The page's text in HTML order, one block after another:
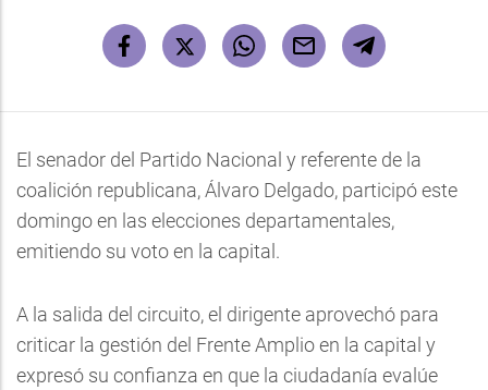
El senador del Partido Nacional y referente de la
coalición republicana, Álvaro Delgado, participó este
domingo en las elecciones departamentales,
emitiendo su voto en la capital.
A la salida del circuito, el dirigente aprovechó para
criticar la gestión del Frente Amplio en la capital y
expresó su confianza en que la ciudadanía evalúe